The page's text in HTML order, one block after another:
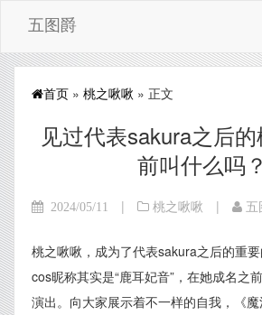
五图爵
首页 » 桃之啾啾 » 正文
见过代表sakura之后
前叫什么吗？
2024/05/11 | 桃之啾啾 | 五
桃之啾啾，成为了代表sakura之后的重
cos昵称其实是“鹿耳妃音”，在她成名之
演出。向大家展示着不一样的自我，《